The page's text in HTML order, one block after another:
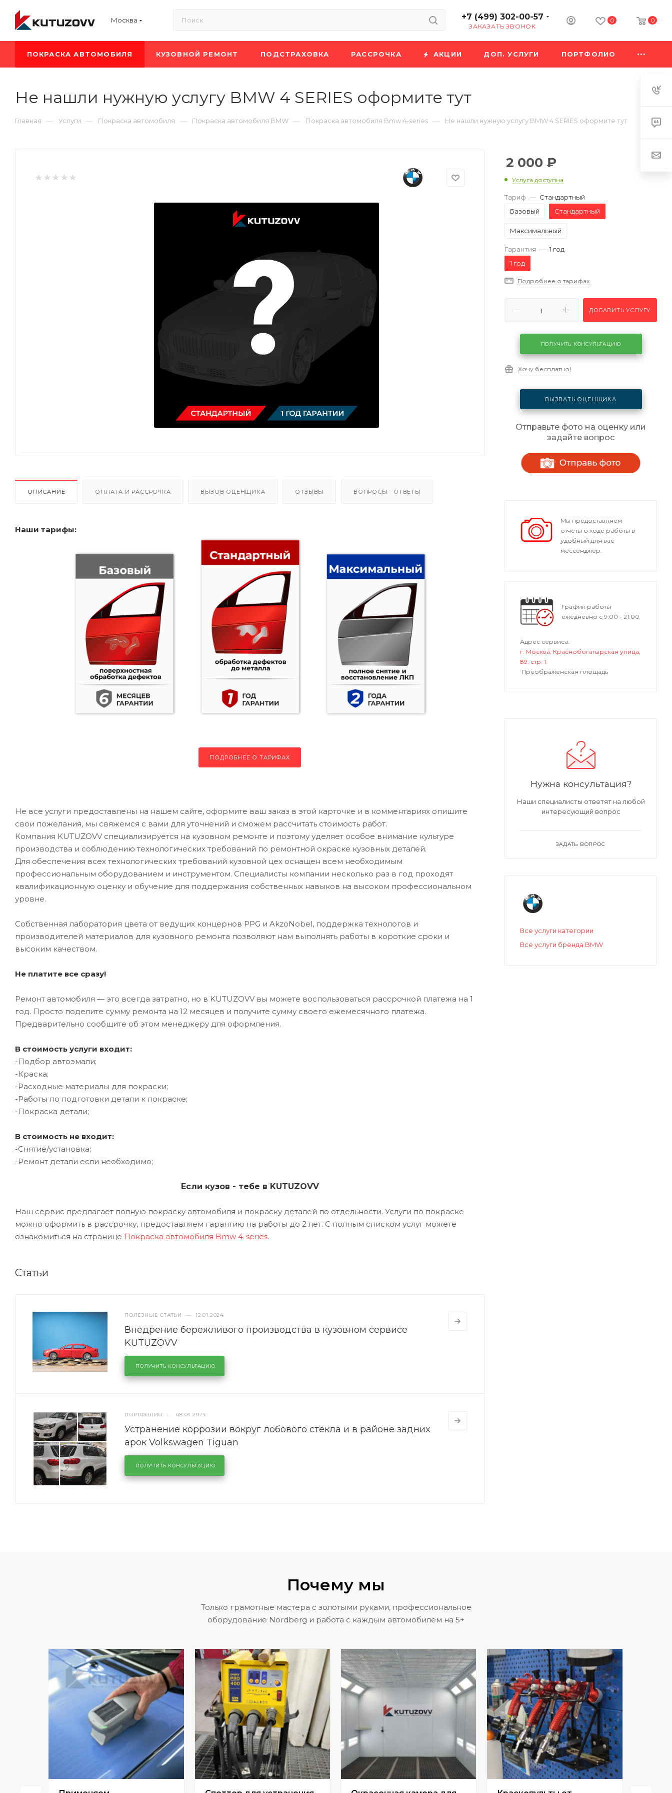
Москва +7 (499) 302-00-57
ЗАКАЗАТЬ ЗВОНОК
0 0
ПОКРАСКА АВТОМОБИЛЯ КУЗОВНОЙ РЕМОНТ ПОДСТРАХОВКА РАССРОЧКА АКЦИИ ДОП. УСЛУГИ ПОРТФОЛИО
Не нашли нужную услугу BMW 4 SERIES оформите тут
Главная — Услуги — Покраска автомобиля — Покраска автомобиля BMW — Покраска автомобиля Bmw 4-series — Не нашли нужную услугу BMW 4 SERIES оформите тут
ОПИСАНИЕ ОПЛАТА И РАССРОЧКА ВЫЗОВ ОЦЕНЩИКА ОТЗЫВЫ ВОПРОСЫ - ОТВЕТЫ
Наши тарифы:
ПОДРОБНЕЕ О ТАРИФАХ
Не все услуги предоставлены на нашем сайте, оформите ваш заказ в этой карточке и в комментариях опишите
свои пожелания, мы свяжемся с вами для уточнений и сможем рассчитать стоимость работ.
Компания KUTUZOVV специализируется на кузовном ремонте и поэтому уделяет особое внимание культуре
производства и соблюдению технологических требований по ремонтной окраске кузовных деталей.
Для обеспечения всех технологических требований кузовной цех оснащен всем необходимым
профессиональным оборудованием и инструментом. Специалисты компании несколько раз в год проходят
квалификационную оценку и обучение для поддержания собственных навыков на высоком профессиональном
уровне.
Собственная лаборатория цвета от ведущих концернов PPG и AkzoNobel, поддержка технологов и
производителей материалов для кузовного ремонта позволяют нам выполнять работы в короткие сроки и
высоким качеством.
Не платите все сразу!
Ремонт автомобиля — это всегда затратно, но в KUTUZOVV вы можете воспользоваться рассрочкой платежа на 1
год. Просто поделите сумму ремонта на 12 месяцев и получите сумму своего ежемесячного платежа.
Предварительно сообщите об этом менеджеру для оформления.
В стоимость услуги входит:
-Подбор автоэмали;
-Краска;
-Расходные материалы для покраски;
-Работы по подготовки детали к покраске;
-Покраска детали;
В стоимость не входит:
-Снятие/установка;
-Ремонт детали если необходимо;
Если кузов - тебе в KUTUZOVV
Наш сервис предлагает полную покраску автомобиля и покраску деталей по отдельности. Услуги по покраске
можно оформить в рассрочку, предоставляем гарантию на работы до 2 лет. С полным списком услуг можете
ознакомиться на странице Покраска автомобиля Bmw 4-series.
Статьи
ПОЛЕЗНЫЕ СТАТЬИ — 12.01.2024
Внедрение бережливого производства в кузовном сервисе
KUTUZOVV
ПОЛУЧИТЬ КОНСУЛЬТАЦИЮ
ПОРТФОЛИО — 08.04.2024
Устранение коррозии вокруг лобового стекла и в районе задних
арок Volkswagen Tiguan
ПОЛУЧИТЬ КОНСУЛЬТАЦИЮ
2 000 ₽
Услуга доступна
Тариф — Стандартный
Базовый
Стандартный
Максимальный
Гарантия — 1 год
1 год
Подробнее о тарифах
ДОБАВИТЬ УСЛУГУ
ПОЛУЧИТЬ КОНСУЛЬТАЦИЮ
Хочу бесплатно!
ВЫЗВАТЬ ОЦЕНЩИКА
Отправьте фото на оценку или
задайте вопрос
Мы предоставляем
отчеты о ходе работы в
удобный для вас
мессенджер.
График работы
ежедневно с 9:00 - 21:00
Адрес сервиса:
г. Москва, Краснобогатырская улица,
89, стр. 1.
Преображенская площадь
Нужна консультация?
Наши специалисты ответят на любой
интересующий вопрос
ЗАДАТЬ ВОПРОС
Все услуги категории
Все услуги бренда BMW
Почему мы
Только грамотные мастера с золотыми руками, профессиональное
оборудование Nordberg и работа с каждым автомобилем на 5+